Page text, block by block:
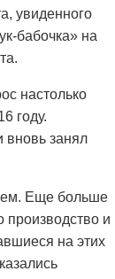
увиденного
бабочка» на
настолько
году.
вновь занял
Еще больше
производство и
на этих